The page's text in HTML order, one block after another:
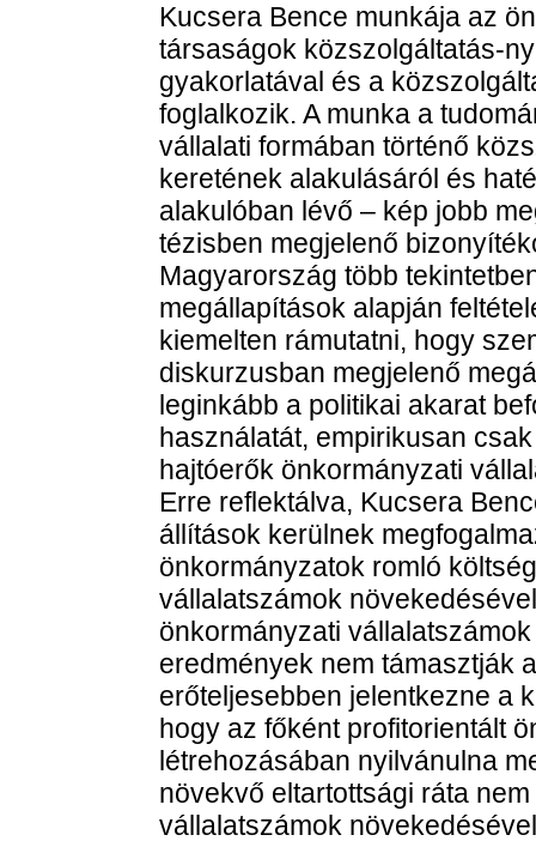
Kucsera Bence munkája az
társaságok közszolgáltatás-
gyakorlatával és a
foglalkozik. A munka a
vállalati formában történő
keretének alakulásáról és
alakulóban lévő – kép jobb
tézisben megjelenő
Magyarország több
megállapítások alapján
kiemelten rámutatni, hogy
diskurzusban megjelenő
leginkább a politikai akarat
használatát, empirikusan
hajtóerők önkormányzati
Erre reflektálva, Kucsera
állítások kerülnek
önkormányzatok romló
vállalatszámok
önkormányzati
eredmények nem támasztják
erőteljesebben jelentkezne a
hogy az főként profitorientált
létrehozásában nyilvánulna
növekvő eltartottsági ráta
vállalatszámok